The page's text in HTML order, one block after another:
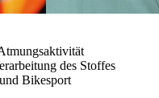
des Stoffes
Bikesport